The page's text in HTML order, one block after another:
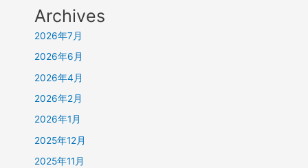
Archives
2026年7月
2026年6月
2026年4月
2026年2月
2026年1月
2025年12月
2025年11月